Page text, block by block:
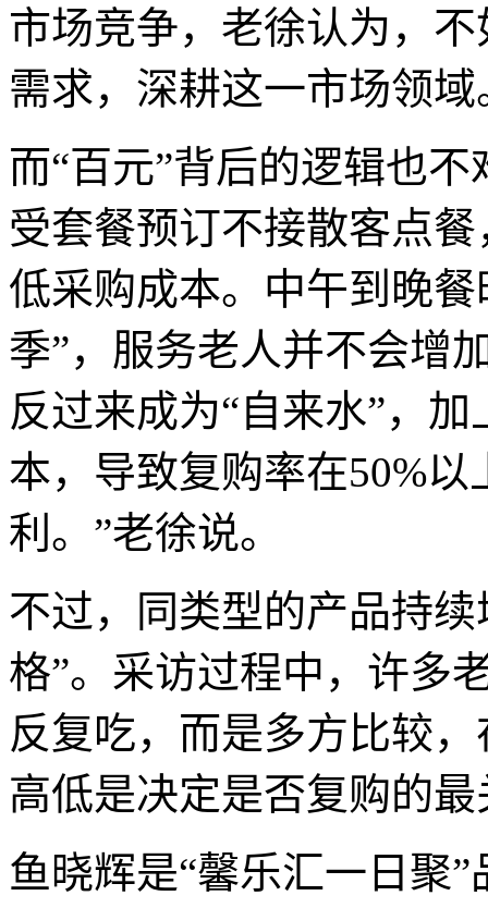
市场竞争，老徐认为，
需求，深耕这一市场领域
而“百元”背后的逻辑也
受套餐预订不接散客点
低采购成本。中午到晚
季”，服务老人并不会增
反过来成为“自来水”，
本，导致复购率在50%
利。”老徐说。
不过，同类型的产品持
格”。采访过程中，许多
反复吃，而是多方比较
高低是决定是否复购的
鱼晓辉是“馨乐汇一日聚